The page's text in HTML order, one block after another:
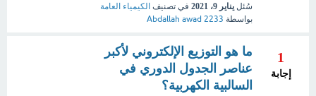
سُئل يناير 9، 2021 في تصنيف الكيمياء العامة
بواسطة Abdallah awad 2233
1
إجابة
ما هو التوزيع الإلكتروني لأكبر
عناصر الجدول الدوري في
السالبية الكهربية؟